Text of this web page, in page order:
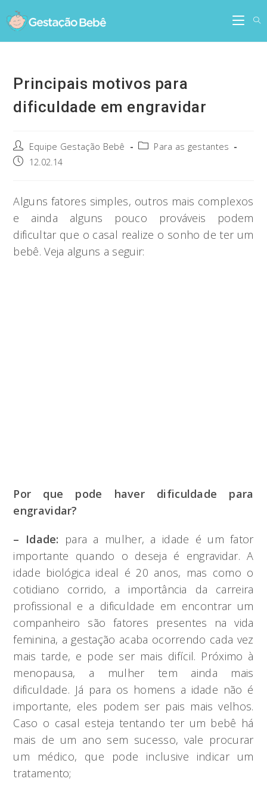
to
content
Principais motivos para
dificuldade em engravidar
Post
author:
Equipe Gestação Bebê
PostPara as gestantes
Post12.02.14
Alguns fatores simples, outros mais complexos
e ainda alguns pouco prováveis podem
dificultar que o casal realize o sonho de ter um
bebê. Veja alguns a seguir:
Por que pode haver dificuldade para
engravidar?
– Idade: para a mulher, a idade é um fator
importante quando o deseja é engravidar. A
idade biológica ideal é 20 anos, mas como o
cotidiano corrido, a importância da carreira
profissional e a dificuldade em encontrar um
companheiro são fatores presentes na vida
feminina, a gestação acaba ocorrendo cada vez
mais tarde, e pode ser mais difícil. Próximo à
menopausa, a mulher tem ainda mais
dificuldade. Já para os homens a idade não é
importante, eles podem ser pais mais velhos.
Caso o casal esteja tentando ter um bebê há
mais de um ano sem sucesso, vale procurar
um médico, que pode inclusive indicar um
tratamento;